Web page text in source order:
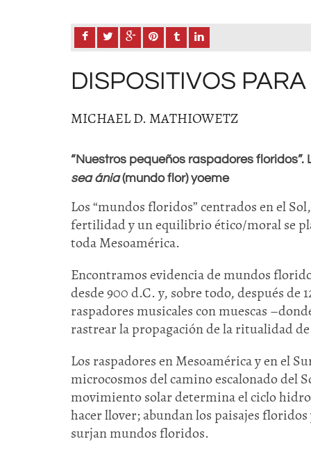
DISPOSITIVOS
MICHAEL D. MATHIOWETZ
“Nuestros pequeños raspadores
sea ánia(mundo flor) yoeme
Los “mundos floridos” centrados en el
fertilidad y un equilibrio ético/moral se
toda Mesoamérica.
Encontramos evidencia de mundos
desde 900 d.C. y, sobre todo, después
raspadores musicales con muescas
rastrear la propagación de la ritualidad
Los raspadores en Mesoamérica y en el
microcosmos del camino escalonado del
movimiento solar determina el ciclo
hacer llover; abundan los paisajes floridos
surjan mundos floridos.